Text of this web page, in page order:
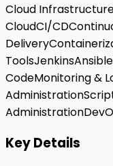
Cloud
CloudCI/CD
Delivery
ToolsJenkinsAnsible
CodeMonitoring &
Administration
Administration
Key Details